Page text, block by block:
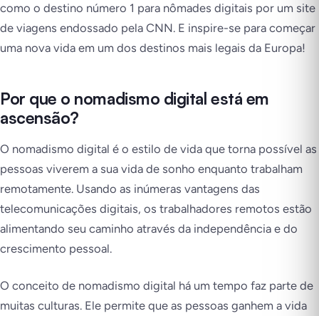
como o destino número 1 para nômades digitais por um site
de viagens endossado pela CNN. E inspire-se para começar
uma nova vida em um dos destinos mais legais da Europa!
Por que o nomadismo digital está em
ascensão?
O nomadismo digital é o estilo de vida que torna possível as
pessoas viverem a sua vida de sonho enquanto trabalham
remotamente. Usando as inúmeras vantagens das
telecomunicações digitais, os trabalhadores remotos estão
alimentando seu caminho através da independência e do
crescimento pessoal.
O conceito de nomadismo digital há um tempo faz parte de
muitas culturas. Ele permite que as pessoas ganhem a vida